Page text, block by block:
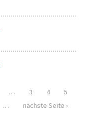
… 3 4
5
…
nächste Seite ›